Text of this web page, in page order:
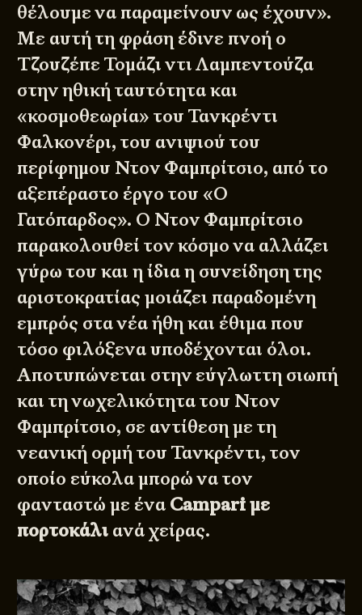
θέλουμε να παραμείνουν ως έχουν».
Με αυτή τη φράση έδινε πνοή ο
Τζουζέπε Τομάζι ντι Λαμπεντούζα
στην ηθική ταυτότητα και
«κοσμοθεωρία» του Τανκρέντι
Φαλκονέρι, του ανιψιού του
περίφημου Ντον Φαμπρίτσιο, από το
αξεπέραστο έργο του «Ο
Γατόπαρδος». Ο Ντον Φαμπρίτσιο
παρακολουθεί τον κόσμο να αλλάζει
γύρω του και η ίδια η συνείδηση της
αριστοκρατίας μοιάζει παραδομένη
εμπρός στα νέα ήθη και έθιμα που
τόσο φιλόξενα υποδέχονται όλοι.
Αποτυπώνεται στην εύγλωττη σιωπή
και τη νωχελικότητα του Ντον
Φαμπρίτσιο, σε αντίθεση με τη
νεανική ορμή του Τανκρέντι, τον
οποίο εύκολα μπορώ να τον
φανταστώ με ένα Campari με
πορτοκάλι ανά χείρας.